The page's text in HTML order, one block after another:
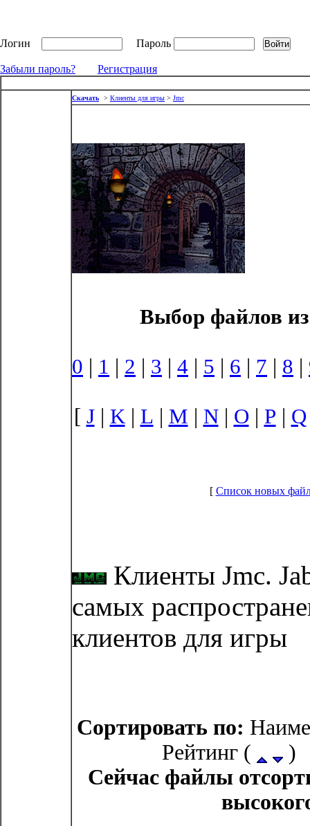
Логин Пароль
Забыли пароль? Регистрация
Скачать > Клиенты для игры > Jmc
Выбор файлов
0 | 1 | 2 | 3 | 4 | 5 | 6 | 7 | 8 |
[ J| K| L | M | N| O | P | Q
[ Список новых
Клиенты Jmc.
самых
клиентов для игры
Сортировать по:
Рейтинг (
)
Сейчас файлы